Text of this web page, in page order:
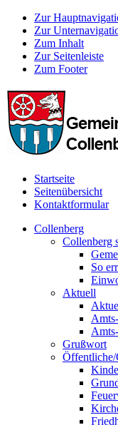
Zur
Zur
Zum Inhalt
Zur Seitenleiste
Zum Footer
Startseite
Seitenübersicht
Kontaktformular
Collenberg
Collenberg
So
Aktuell
Grußwort
Öffentliche/